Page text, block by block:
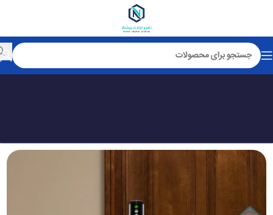
چرا باید از قفل کارتی استفاده کرد